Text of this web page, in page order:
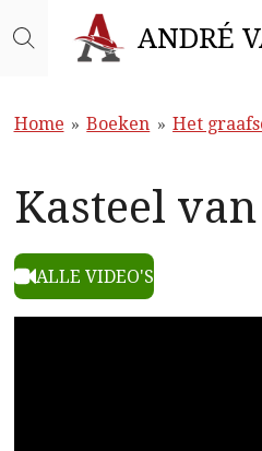
direct
hoofdinhoud
ANDRÉ
Home » Boeken » Het
Kasteel
ALLE VIDEO'S